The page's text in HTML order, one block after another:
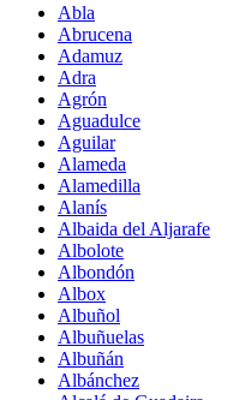
Abla
Abrucena
Adamuz
Adra
Agrón
Aguadulce
Aguilar
Alameda
Alamedilla
Alanís
Albaida del Aljarafe
Albolote
Albondón
Albox
Albuñol
Albuñuelas
Albuñán
Albánchez